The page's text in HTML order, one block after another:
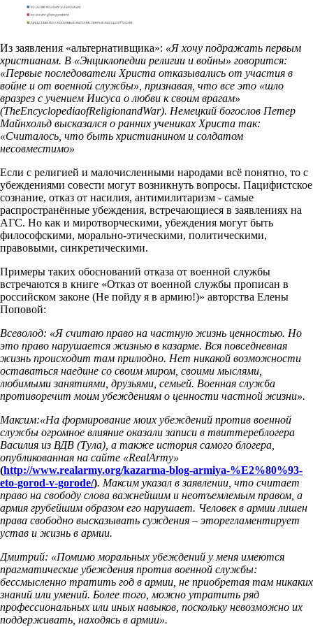
Из заявления «альтернативщика»: «Я хочу подражать первым
христианам. В «Энциклопедии религии и войны» говорится:
«Первые последователи Христа отказывались от участия в
войне и от военной службы», признавая, что все это «шло
вразрез с учением Иисуса о любви к своим врагам»
(TheEncyclopediaofReligionandWar). Немецкий богослов Петер
Майнхольд высказался о ранних учениках Христа так:
«Считалось, что быть христианином и солдатом
несовместимо»
Если с религией и малочисленными народами всё понятно, то с
убеждениями совести могут возникнуть вопросы. Пацифистское
сознание, отказ от насилия, антимилитаризм - самые
распространённые убеждения, встречающиеся в заявлениях на
АГС. Но как и миротворческими, убеждения могут быть
философскими, морально-этическими, политическими,
правовыми, синкретическими.
Примеры таких обоснований отказа от военной службы
встречаются в книге «Отказ от военной службы прописан в
российском законе (Не пойду я в армию!)» авторства Елены
Поповой:
Всеволод: «Я считаю право на частную жизнь ценностью. Но
это право нарушается жизнью в казарме. Вся повседневная
жизнь происходит там прилюдно. Нет никакой возможности
оставаться наедине со своим миром, своими мыслями,
любимыми занятиями, друзьями, семьей. Военная служба
противоречит моим убеждениям о ценности частной жизни».
Максим:«На формирование моих убеждений против военной
службы огромное влияние оказали записи в твиттереблогера
Василия из ВДВ (Тула), а также история самого блогера,
опубликованная на сайте «RealArmy»
(http://www.realarmy.org/kazarma-blog-armiya-%E2%80%93-
eto-gorod-v-gorode/). Максим указал в заявлении, что считает
право на свободу слова важнейшим и неотъемлемым правом, а
армия грубейшим образом его нарушает. Человек в армии лишен
права свободно высказывать суждения – эторегламентирует
устав и жизнь в армии.
Дмитрий: «Помимо моральных убеждений у меня имеются
прагматические убеждения против военной службы:
бессмысленно тратить год в армии, не приобретая там никаких
знаний или умений. Более того, можно утратить ряд
профессиональных или иных навыков, поскольку невозможно их
поддерживать, находясь в армии».